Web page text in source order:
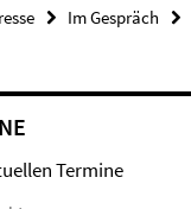
Im Gespräch
Termine